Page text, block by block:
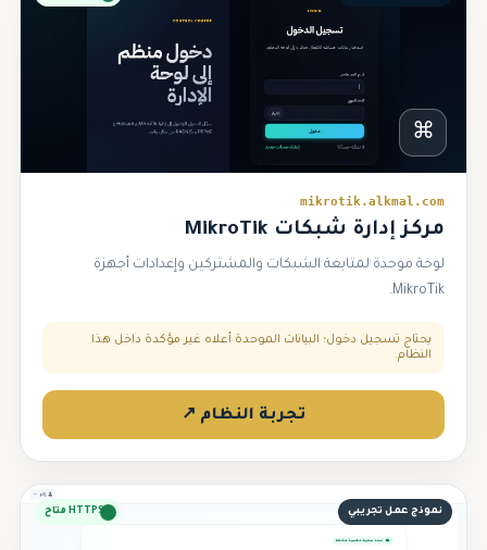
⌘
mikrotik.alkmal.com
مركز إدارة شبكات MikroTik
لوحة موحدة لمتابعة الشبكات والمشتركين وإعدادات أجهزة
MikroTik.
يحتاج تسجيل دخول؛ البيانات الموحدة أعلاه غير مؤكدة داخل هذا
النظام.
تجربة النظام ↗
نموذج عمل تجريبي HTTPS متاح